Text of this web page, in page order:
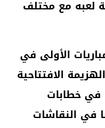
لعبه مع مختلف
الأولى في
الافتتاحية
في خطابات
في النقاشات